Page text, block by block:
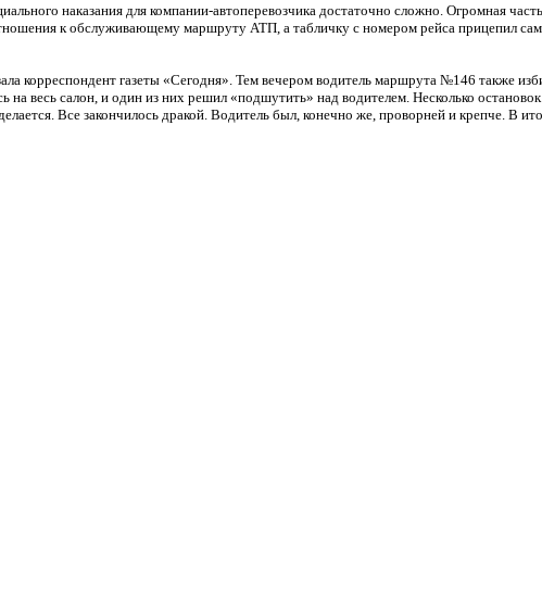
наказания для компании-автоперевозчика достаточно сложно. Огромная
к обслуживающему маршруту АТП, а табличку с номером рейса прицепил
корреспондент газеты «Сегодня». Тем вечером водитель маршрута №146 также
весь салон, и один из них решил «подшутить» над водителем. Несколько
Все закончилось дракой. Водитель был, конечно же, проворней и крепче. В